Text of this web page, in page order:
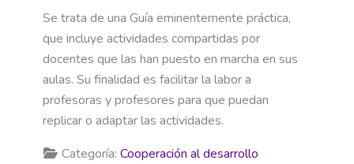
Se trata de una Guía eminentemente práctica,
que incluye actividades compartidas por
docentes que las han puesto en marcha en sus
aulas. Su finalidad es facilitar la labor a
profesoras y profesores para que puedan
replicar o adaptar las actividades.
Categoría:Cooperación al desarrollo